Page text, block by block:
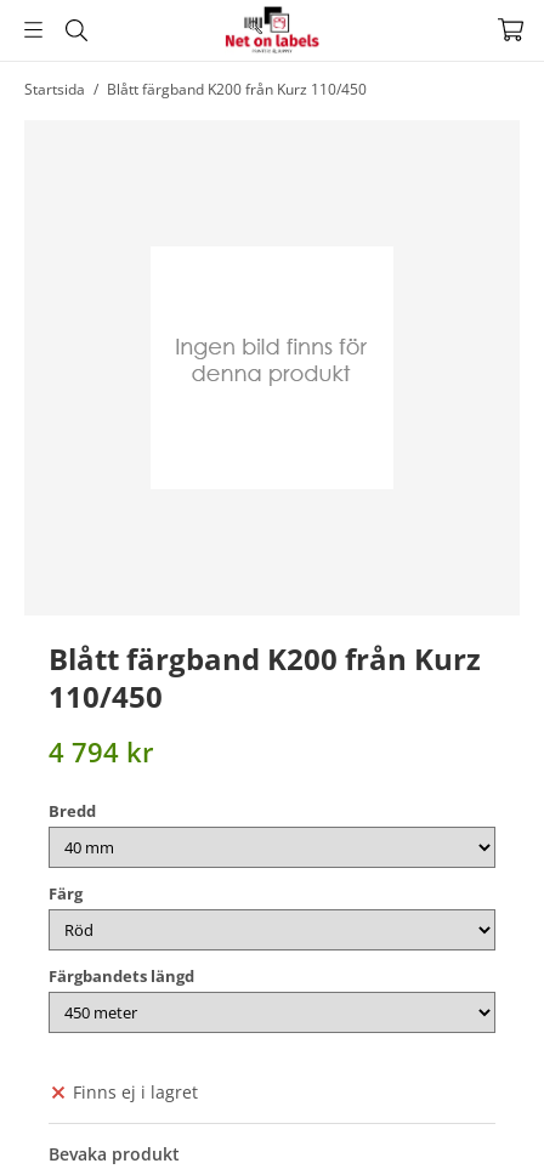
HoppaStartsida / Blått färgband K200 från Kurz 110/450
Blått färgband K200 från Kurz
110/450
4 794 kr
Bredd
Färg
Färgbandets längd
Finns ej i lagret
Bevaka produkt